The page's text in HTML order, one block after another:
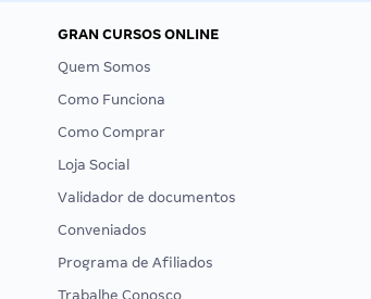
GRAN CURSOS ONLINE
Quem Somos
Como Funciona
Como Comprar
Loja Social
Validador de documentos
Conveniados
Programa de Afiliados
Trabalhe Conosco